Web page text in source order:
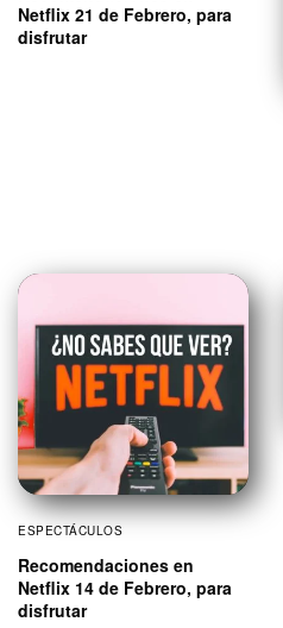
Netflix 21 de Febrero, para
disfrutar
ESPECTÁCULOS
Recomendaciones en
Netflix 14 de Febrero, para
disfrutar